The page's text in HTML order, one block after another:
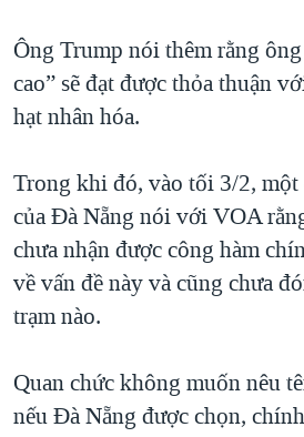
Ông Trump nói thêm rằng
cao” sẽ đạt được thỏa thuận
hạt nhân hóa.
Trong khi đó, vào tối 3/2, một
của Đà Nẵng nói với VOA
chưa nhận được công hàm
về vấn đề này và cũng chưa
trạm nào.
Quan chức không muốn nêu
nếu Đà Nẵng được chọn,